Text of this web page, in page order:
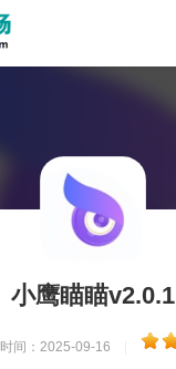
小鹰瞄瞄v2.0.1
时间：2025-09-16